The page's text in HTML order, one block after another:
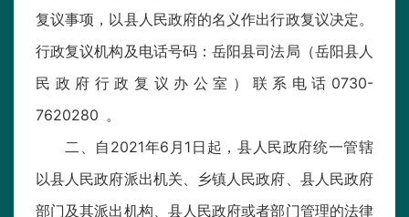
复议事项，以县人民政府的名义作出行政复议决定。
行政复议机构及电话号码：岳阳县司法局（岳阳县人
民政府行政复议办公室）联系电话0730-
7620280 。
二、自2021年6月1日起，县人民政府统一管辖
以县人民政府派出机关、乡镇人民政府、县人民政府
部门及其派出机构、县人民政府或者部门管理的法律